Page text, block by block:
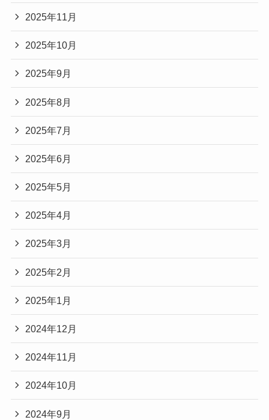
2025年11月
2025年10月
2025年9月
2025年8月
2025年7月
2025年6月
2025年5月
2025年4月
2025年3月
2025年2月
2025年1月
2024年12月
2024年11月
2024年10月
2024年9月